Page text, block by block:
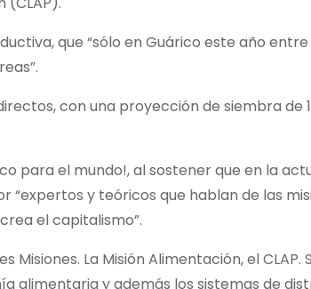
que “sólo en Guárico este año
con una proyección de siembra de
para el mundo!, al sostener que en la
“expertos y teóricos que hablan de las
el capitalismo”.
La Misión Alimentación, el CLAP.
alimentaria y además los sistemas de